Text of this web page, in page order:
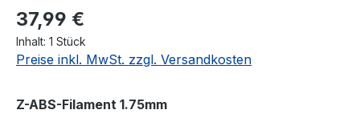
Regulärer Preis:
37,99 €
Inhalt: 1 Stück
Preise inkl. MwSt. zzgl. Versandkosten
Z-ABS-Filament 1.75mmauswählen